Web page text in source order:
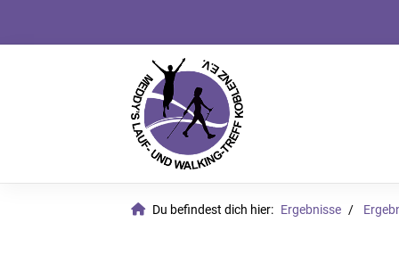
Du befindest dich hier: Ergebnisse